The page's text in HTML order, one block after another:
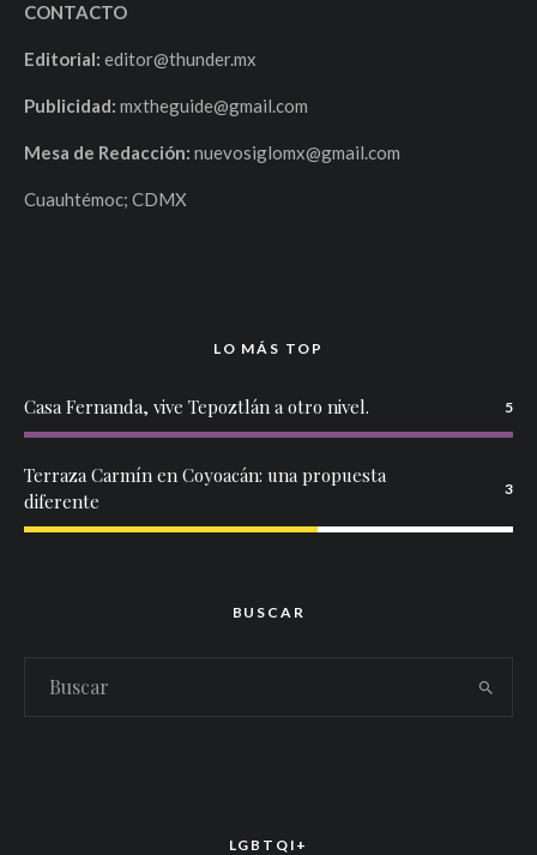
CONTACTO
Editorial: editor@thunder.mx
Publicidad: mxtheguide@gmail.com
Mesa de Redacción: nuevosiglomx@gmail.com
Cuauhtémoc; CDMX
LO MÁS TOP
Casa Fernanda, vive Tepoztlán a otro nivel. 5
Terraza Carmín en Coyoacán: una propuesta
diferente
3
BUSCAR
LGBTQI+